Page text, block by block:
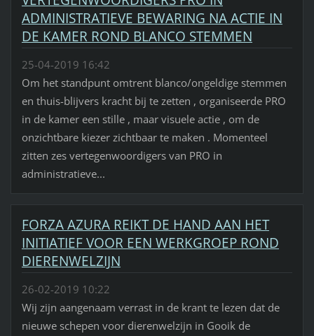
ADMINISTRATIEVE BEWARING NA ACTIE IN
DE KAMER ROND BLANCO STEMMEN
25-04-2019 16:42
Om het standpunt omtrent blanco/ongeldige stemmen
en thuis-blijvers kracht bij te zetten , organiseerde PRO
in de kamer een stille , maar visuele actie , om de
onzichtbare kiezer zichtbaar te maken . Momenteel
zitten zes vertegenwoordigers van PRO in
administratieve...
FORZA AZURA REIKT DE HAND AAN HET
INITIATIEF VOOR EEN WERKGROEP ROND
DIERENWELZIJN
26-02-2019 10:22
Wij zijn aangenaam verrast in de krant te lezen dat de
nieuwe schepen voor dierenwelzijn in Gooik de